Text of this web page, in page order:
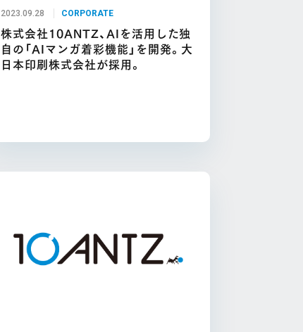
2023.09.28 CORPORATE
株式会社10ANTZ、AIを活用した独
自の「AIマンガ着彩機能」を開発。大
日本印刷株式会社が採用。